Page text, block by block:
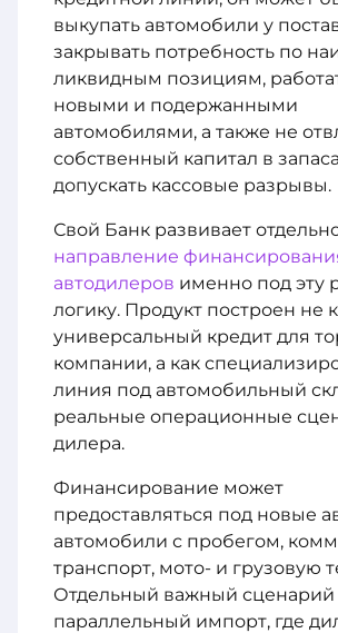
выкупать автомобили у
закрывать потребность по
ликвидным позициям,
новыми и подержанными
автомобилями, а также не
собственный капитал в
допускать кассовые разрывы.
Свой Банк развивает
направление
автодилеров именно под эту
логику. Продукт построен не
универсальный кредит для
компании, а как
линия под автомобильный
реальные операционные
дилера.
Финансирование может
предоставляться под новые
автомобили с пробегом,
транспорт, мото- и грузовую
Отдельный важный
параллельный импорт, где